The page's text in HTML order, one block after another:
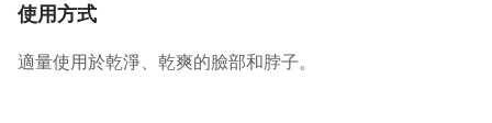
使用方式
適量使用於乾淨、乾爽的臉部和脖子。